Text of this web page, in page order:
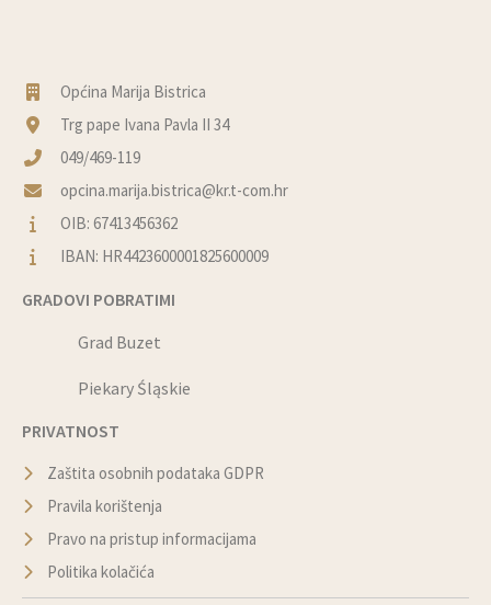
Općina Marija Bistrica
Trg pape Ivana Pavla II 34
049/469-119
opcina.marija.bistrica@kr.t-com.hr
OIB: 67413456362
IBAN: HR4423600001825600009
GRADOVI POBRATIMI
Grad Buzet
Piekary Śląskie
PRIVATNOST
Zaštita osobnih podataka GDPR
Pravila korištenja
Pravo na pristup informacijama
Politika kolačića